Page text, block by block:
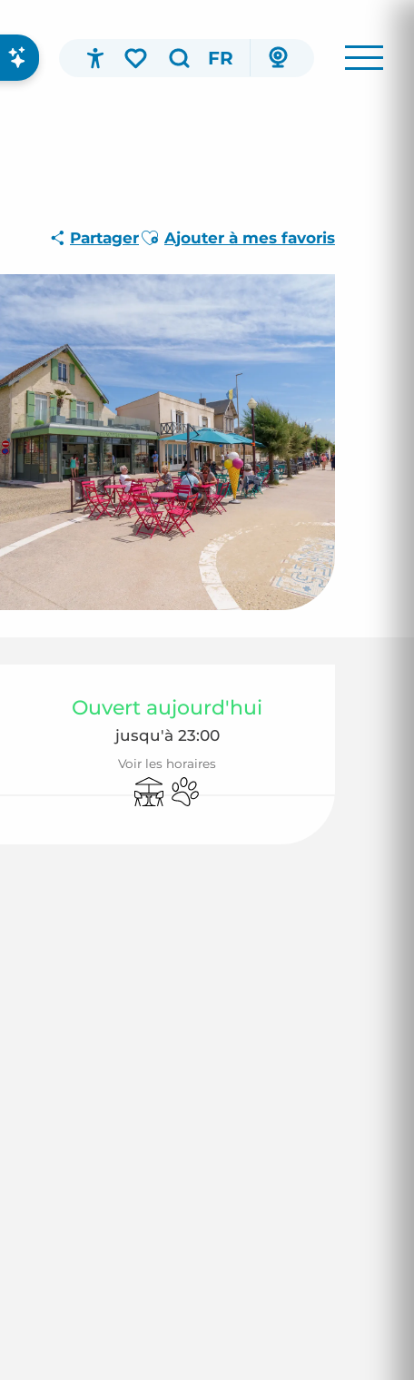
FR
PartagerAjouter aux favoris
Ajouter à mes favoris
Ouverture et
Ouvert aujourd'hui
jusqu'à 23:00
Voir les horaires
TerrasseAnimaux acceptés